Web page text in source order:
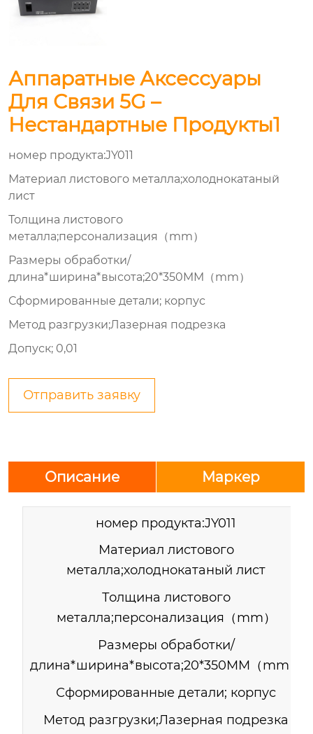
Аппаратные Аксессуары
Для Связи 5G –
Нестандартные Продукты1
номер продукта:JY011
Материал листового металла;холоднокатаный
лист
Толщина листового
металла;персонализация（mm）
Размеры обработки/
длина*ширина*высота;20*350MM（mm）
Сформированные детали; корпус
Метод разгрузки;Лазерная подрезка
Допуск; 0,01
Отправить заявку
Описание Маркер
номер продукта:JY011
Материал листового
металла;холоднокатаный лист
Толщина листового
металла;персонализация（mm）
Размеры обработки/
длина*ширина*высота;20*350MM（mm）
Сформированные детали; корпус
Метод разгрузки;Лазерная подрезка